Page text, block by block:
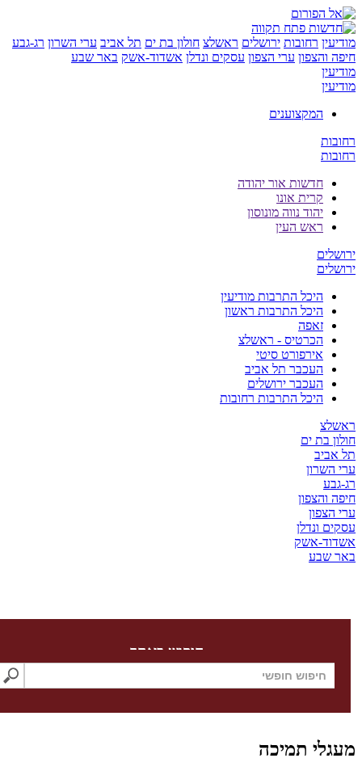
רחובות ירושלים ראשלצ חולון בת ים תל אביב ערי השרון רג-גבע
ערי הצפון עסקים ונדלן אשדוד-אשק באר שבע
המקצוענים
חדשות אור יהודה
קרית אונו
יהוד נווה מונוסון
ראש העין
היכל התרבות מודיעין
היכל התרבות ראשון
זאפה
הכרטיס - ראשלצ
אירפורט סיטי
העכבר תל אביב
העכבר ירושלים
היכל התרבות רחובות
בת ים
ונדלן
אשק
חיפוש באתר
תמיכה